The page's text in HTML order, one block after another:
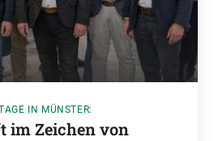
IN MÜNSTER:
im Zeichen von